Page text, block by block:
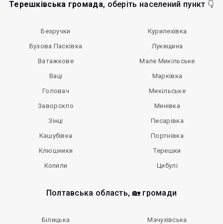
Терешківська громада, оберіть населений пункт 👇
Безручки
Бузова Пасківка
Ватажкове
Ваці
Головач
Заворскло
Зінці
Кашубівка
Клюшники
Копили
Курилехівка
Лукищина
Мале Микільське
Марківка
Микільське
Минівка
Писарівка
Портнівка
Терешки
Цибулі
Полтавська область, 🏡 громади
Білицька
Мачухівська